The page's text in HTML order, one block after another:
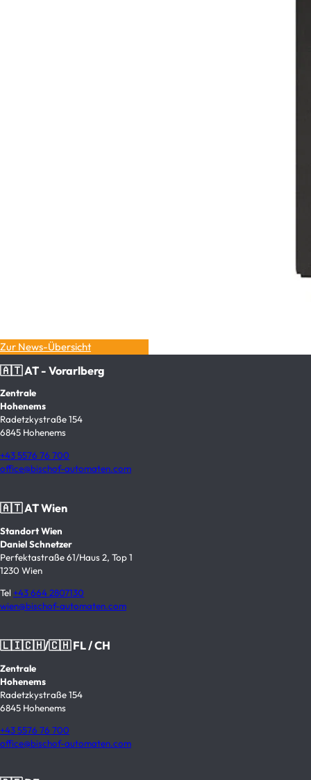
Zur News-Übersicht
🇦🇹 AT - Vorarlberg
Zentrale
Hohenems
Radetzkystraße 154
6845 Hohenems
+43 5576 76 700
office@bischof-automaten.com
🇦🇹 AT Wien
Standort Wien
Daniel Schnetzer
Perfektastraße 61/Haus 2, Top 1
1230 Wien
Tel +43 664 2807130
wien@bischof-automaten.com
🇱🇮🇨🇭/🇨🇭 FL / CH
Zentrale
Hohenems
Radetzkystraße 154
6845 Hohenems
+43 5576 76 700
office@bischof-automaten.com